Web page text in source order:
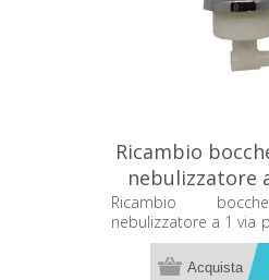
Ricambio
nebulizzatore
doccia Calyx
Ricambio
nebulizzatore a 1 via
C44236591